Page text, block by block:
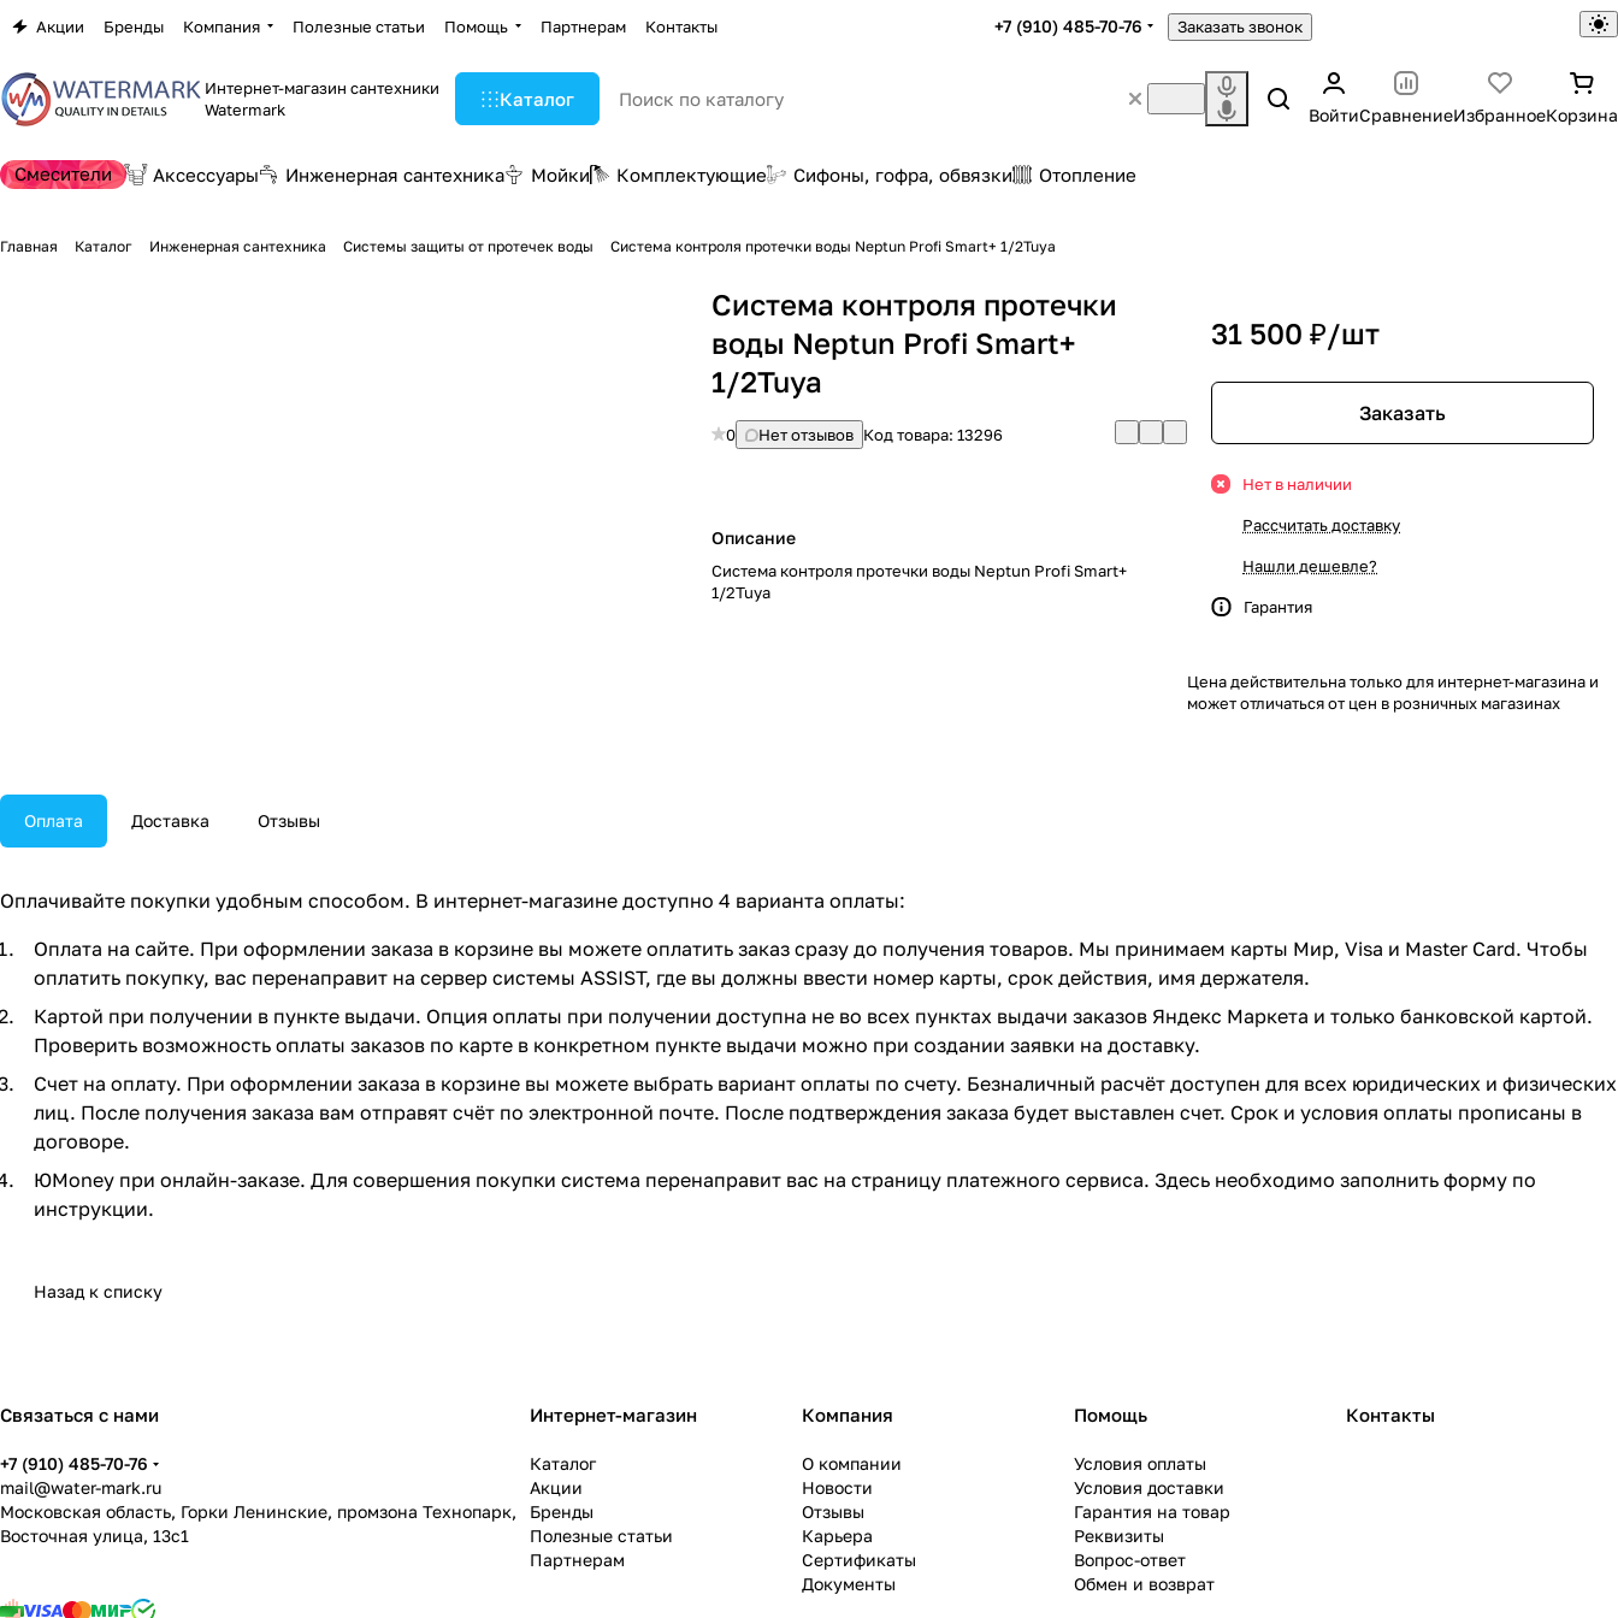
Акции Бренды Компания Полезные статьи Помощь Партнерам Контакты +7 (910) 485-70-76 Заказать звонок
Интернет-магазин сантехники
Watermark
Каталог
ВойтиСравнениеИзбранноеКорзина
Смесители Аксессуары Инженерная сантехника Мойки Комплектующие Сифоны, гофра, обвязки Отопление
Главная Каталог Инженерная сантехника Системы защиты от протечек воды Система контроля протечки воды Neptun Profi Smart+ 1/2Tuya
Система контроля протечки
воды Neptun Profi Smart+
1/2Tuya
0 Нет отзывов Код товара:13296
Описание
Система контроля протечки воды Neptun Profi Smart+
1/2Tuya
31 500 ₽/шт
Заказать
Нет в наличии
Рассчитать доставку
Нашли дешевле?
Гарантия
Цена действительна только для интернет-магазина и
может отличаться от цен в розничных магазинах
Оплата Доставка Отзывы
Оплачивайте покупки удобным способом. В интернет-магазине доступно 4 варианта оплаты:
Оплата на сайте. При оформлении заказа в корзине вы можете оплатить заказ сразу до получения товаров. Мы принимаем карты Мир, Visa и Master Card. Чтобы
оплатить покупку, вас перенаправит на сервер системы ASSIST, где вы должны ввести номер карты, срок действия, имя держателя.
Картой при получении в пункте выдачи. Опция оплаты при получении доступна не во всех пунктах выдачи заказов Яндекс Маркета и только банковской картой.
Проверить возможность оплаты заказов по карте в конкретном пункте выдачи можно при создании заявки на доставку.
Счет на оплату. При оформлении заказа в корзине вы можете выбрать вариант оплаты по счету. Безналичный расчёт доступен для всех юридических и физических
лиц. После получения заказа вам отправят счёт по электронной почте. После подтверждения заказа будет выставлен счет. Срок и условия оплаты прописаны в
договоре.
ЮMoney при онлайн-заказе. Для совершения покупки система перенаправит вас на страницу платежного сервиса. Здесь необходимо заполнить форму по
инструкции.
Назад к списку
Связаться с нами
+7 (910) 485-70-76
mail@water-mark.ru
Московская область, Горки Ленинские, промзона Технопарк,
Восточная улица, 13с1
Интернет-магазин
Каталог
Акции
Бренды
Полезные статьи
Партнерам
Компания
О компании
Новости
Отзывы
Карьера
Сертификаты
Документы
Помощь
Условия оплаты
Условия доставки
Гарантия на товар
Реквизиты
Вопрос-ответ
Обмен и возврат
Контакты